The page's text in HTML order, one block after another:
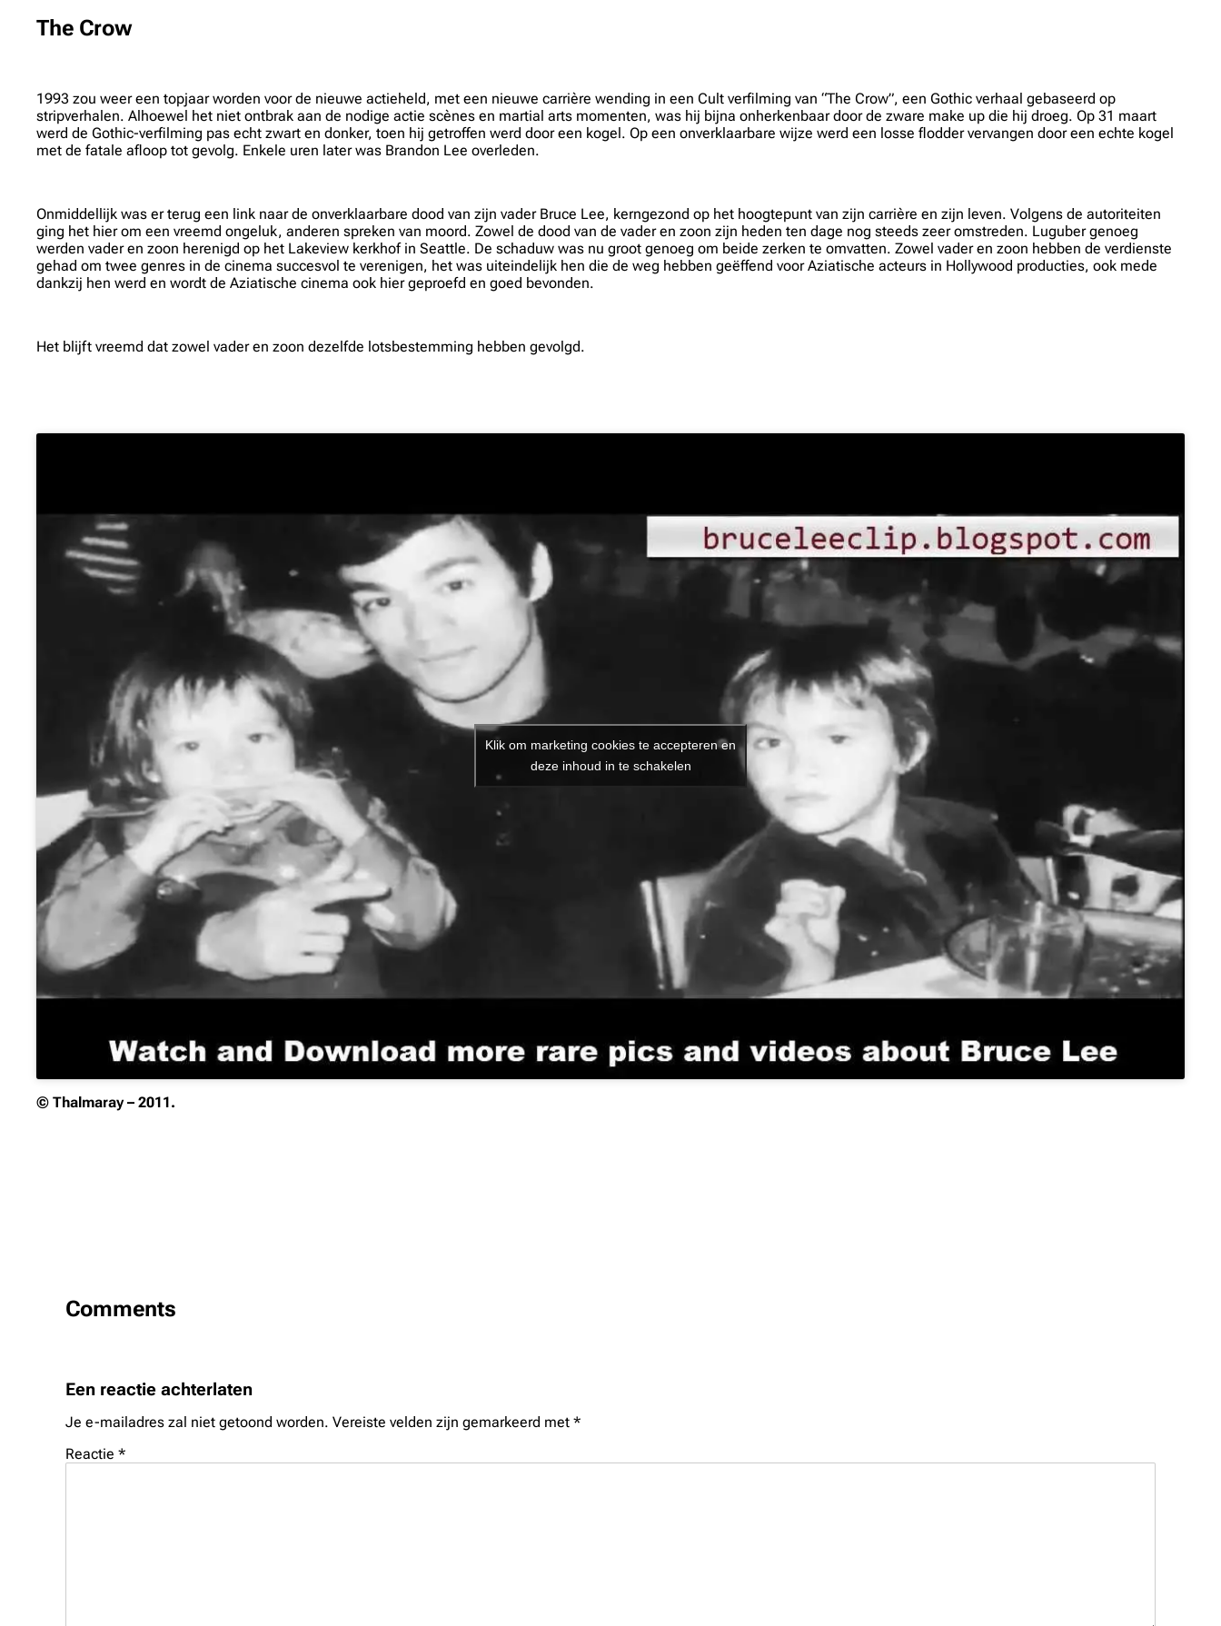
The Crow
1993 zou weer een topjaar worden voor de nieuwe actieheld, met een nieuwe carrière wending in een Cult verfilming van “The Crow”, een Gothic verhaal gebaseerd op
stripverhalen. Alhoewel het niet ontbrak aan de nodige actie scènes en martial arts momenten, was hij bijna onherkenbaar door de zware make up die hij droeg. Op 31 maart
werd de Gothic-verfilming pas echt zwart en donker, toen hij getroffen werd door een kogel. Op een onverklaarbare wijze werd een losse flodder vervangen door een echte kogel
met de fatale afloop tot gevolg. Enkele uren later was Brandon Lee overleden.
Onmiddellijk was er terug een link naar de onverklaarbare dood van zijn vader Bruce Lee, kerngezond op het hoogtepunt van zijn carrière en zijn leven. Volgens de autoriteiten
ging het hier om een vreemd ongeluk, anderen spreken van moord. Zowel de dood van de vader en zoon zijn heden ten dage nog steeds zeer omstreden. Luguber genoeg
werden vader en zoon herenigd op het Lakeview kerkhof in Seattle. De schaduw was nu groot genoeg om beide zerken te omvatten. Zowel vader en zoon hebben de verdienste
gehad om twee genres in de cinema succesvol te verenigen, het was uiteindelijk hen die de weg hebben geëffend voor Aziatische acteurs in Hollywood producties, ook mede
dankzij hen werd en wordt de Aziatische cinema ook hier geproefd en goed bevonden.
Het blijft vreemd dat zowel vader en zoon dezelfde lotsbestemming hebben gevolgd.
Klik om marketing cookies te accepteren en
deze inhoud in te schakelen
© Thalmaray – 2011.
Comments
Een reactie achterlaten
Je e-mailadres zal niet getoond worden. Vereiste velden zijn gemarkeerd met*
Reactie*